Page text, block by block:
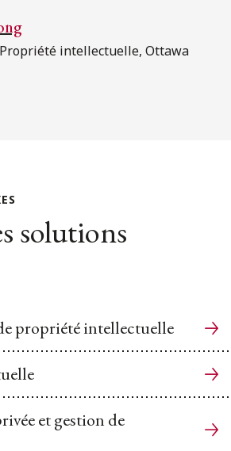
intellectuelle, Ottawa
solutions
propriété intellectuelle
et gestion de